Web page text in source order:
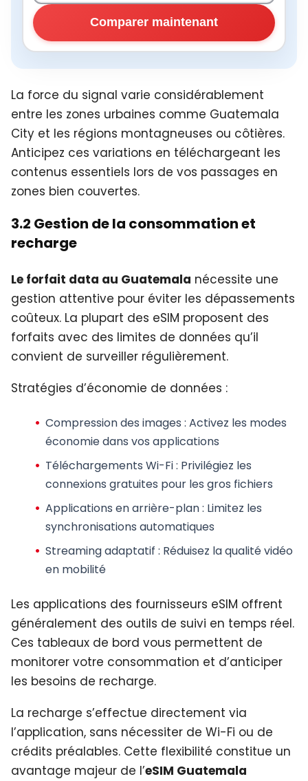
Comparer maintenant
La force du signal varie considérablement
entre les zones urbaines comme Guatemala
City et les régions montagneuses ou côtières.
Anticipez ces variations en téléchargeant les
contenus essentiels lors de vos passages en
zones bien couvertes.
3.2 Gestion de la consommation et
recharge
Le forfait data au Guatemala nécessite une
gestion attentive pour éviter les dépassements
coûteux. La plupart des eSIM proposent des
forfaits avec des limites de données qu’il
convient de surveiller régulièrement.
Stratégies d’économie de données :
Compression des images : Activez les modes
économie dans vos applications
Téléchargements Wi-Fi: Privilégiez les
connexions gratuites pour les gros fichiers
Applications en arrière-plan: Limitez les
synchronisations automatiques
Streaming adaptatif : Réduisez la qualité vidéo
en mobilité
Les applications des fournisseurs eSIM offrent
généralement des outils de suivi en temps réel.
Ces tableaux de bord vous permettent de
monitorer votre consommation et d’anticiper
les besoins de recharge.
La recharge s’effectue directement via
l’application, sans nécessiter de Wi-Fi ou de
crédits préalables. Cette flexibilité constitue un
avantage majeur de l’eSIM Guatemala